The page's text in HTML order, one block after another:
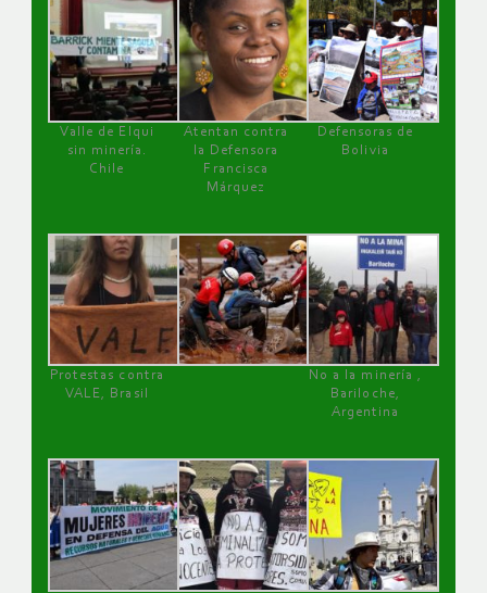
Valle de Elqui
sin minería.
Chile
Atentan contra
la Defensora
Francisca
Márquez
Defensoras de
Bolivia
Protestas contra
VALE, Brasil
No a la minería ,
Bariloche,
Argentina